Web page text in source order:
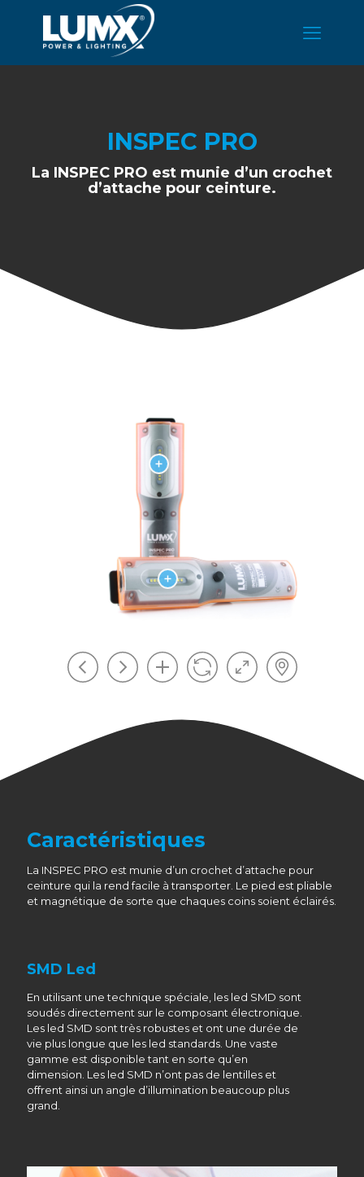
INSPEC PRO
La INSPEC PRO est munie d’un crochet
d’attache pour ceinture.
Caractéristiques
La INSPEC PRO est munie d’un crochet d’attache pour
ceinture qui la rend facile à transporter. Le pied est pliable
et magnétique de sorte que chaques coins soient éclairés.
SMD Led
En utilisant une technique spéciale, les led SMD sont
soudés directement sur le composant électronique.
Les led SMD sont très robustes et ont une durée de
vie plus longue que les led standards. Une vaste
gamme est disponible tant en sorte qu’en
dimension. Les led SMD n’ont pas de lentilles et
offrent ainsi un angle d’illumination beaucoup plus
grand.